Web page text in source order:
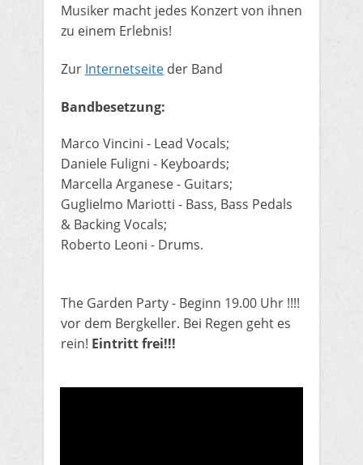
Musiker macht jedes Konzert von ihnen
zu einem Erlebnis!
Zur Internetseite der Band
Bandbesetzung:
​Marco Vincini - Lead Vocals;
Daniele Fuligni - Keyboards;
Marcella Arganese - Guitars;
Guglielmo Mariotti - Bass, Bass Pedals
& Backing Vocals;
Roberto Leoni - Drums.
​The Garden Party - Beginn 19.00 Uhr !!!!
vor dem Bergkeller. Bei Regen geht es
rein! Eintritt frei!!!